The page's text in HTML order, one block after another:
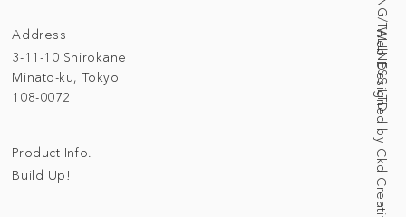
Address
3-11-10 Shirokane
Minato-ku, Tokyo
108-0072
Web Designed by Ckd Creative Studio
Product Info.
Build Up!